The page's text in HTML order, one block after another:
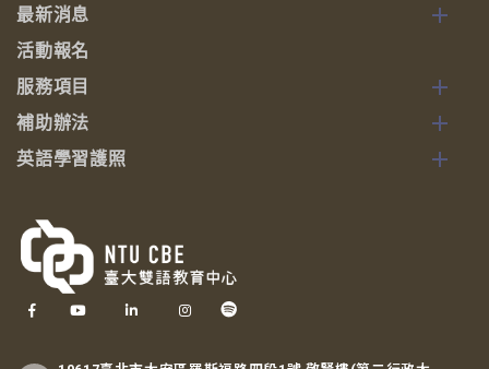
最新消息
活動報名
服務項目
補助辦法
英語學習護照